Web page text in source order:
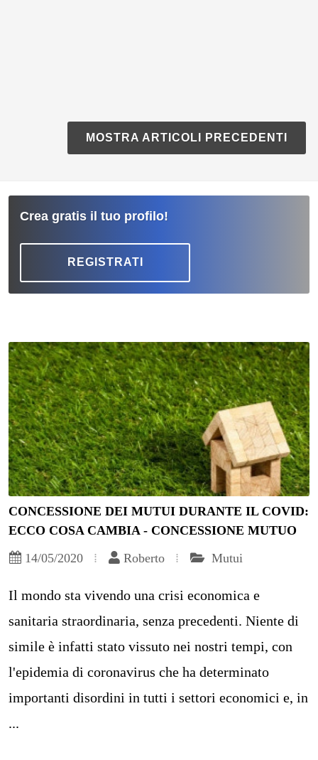
MOSTRA ARTICOLI PRECEDENTI
Crea gratis il tuo profilo!
REGISTRATI
CONCESSIONE DEI MUTUI DURANTE IL COVID:
ECCO COSA CAMBIA - CONCESSIONE MUTUO
14/05/2020
Roberto Mutui
Il mondo sta vivendo una crisi economica e
sanitaria straordinaria, senza precedenti. Niente di
simile è infatti stato vissuto nei nostri tempi, con
l'epidemia di coronavirus che ha determinato
importanti disordini in tutti i settori economici e, in
...